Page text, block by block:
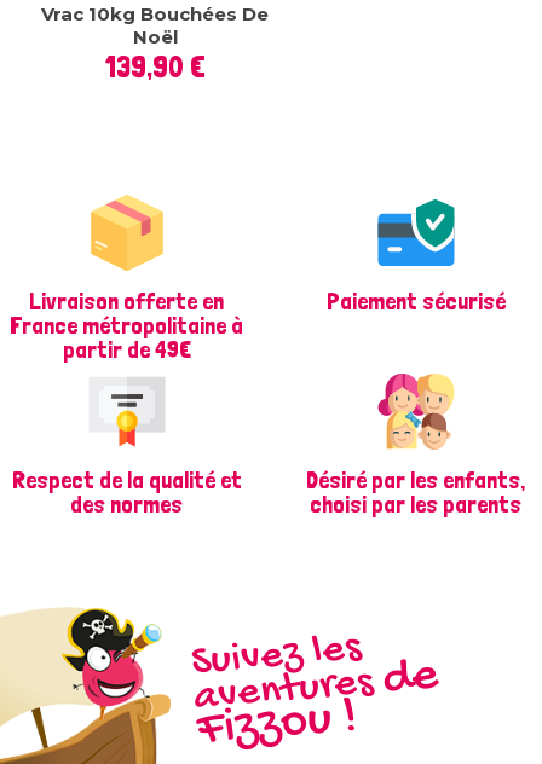
Vrac 10kg Bouchées De
Noël
Prix
139,90 €
Livraison offerte en
France métropolitaine à
partir de 49€
Paiement sécurisé
Respect de la qualité et
des normes
Désiré par les enfants,
choisi par les parents
Suivez les
aventuresd
e
Fizz
ou !